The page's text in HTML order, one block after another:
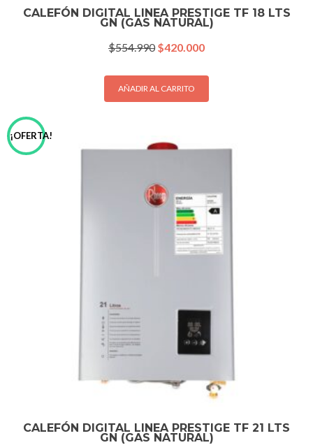
CALEFÓN DIGITAL LINEA PRESTIGE TF 18 LTS
GN (GAS NATURAL)
$554.990 El
original
era:
$554.990.
$420.000El
actual
$420.000.
AÑADIR AL CARRITO
¡OFERTA!
CALEFÓN DIGITAL LINEA PRESTIGE TF 21 LTS
GN (GAS NATURAL)